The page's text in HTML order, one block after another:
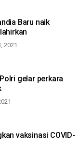
Baru naik
2021
gelar perkara
vaksinasi COVID-